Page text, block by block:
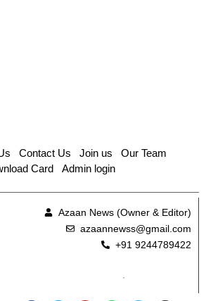
Contact Us Join us
Our Team
Card
Admin login
Azaan News (Owner & Editor)
azaannewss@gmail.com
+91 9244789422